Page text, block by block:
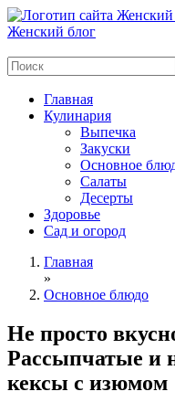
Женский блог
Главная
Кулинария
Выпечка
Закуски
Основное
Салаты
Десерты
Здоровье
Сад и огород
Главная
»
Основное блюдо
Не просто
Рассыпчатые и
кексы с изюмом